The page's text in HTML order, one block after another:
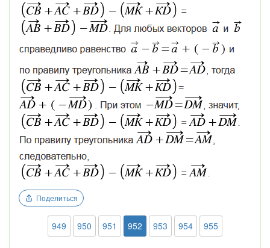
Поделиться
949 950 951 952 953 954 955